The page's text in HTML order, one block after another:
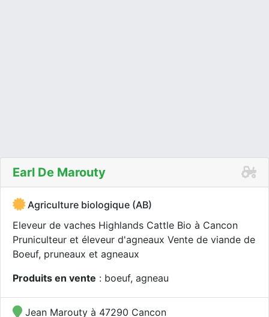
Earl De Marouty
Agriculture biologique (AB)
Eleveur de vaches Highlands Cattle Bio à Cancon
Pruniculteur et éleveur d'agneaux Vente de viande de
Boeuf, pruneaux et agneaux
Produits en vente : boeuf, agneau
Jean Marouty à 47290 Cancon